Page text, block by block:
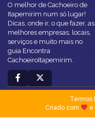
O melhor de Cachoeiro de
Itapemirim num só lugar!
Dicas, onde ir, o que fazer, as
melhores empresas, locais,
serviços e muito mais no
guia Encontra
CachoeiroItapemirim.
Termos|
Criado com
e